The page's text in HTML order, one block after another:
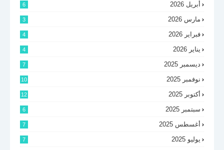
أبريل 2026 6
مارس 2026 3
فبراير 2026 4
يناير 2026 4
ديسمبر 2025 7
نوفمبر 2025 10
أكتوبر 2025 12
سبتمبر 2025 6
أغسطس 2025 7
يوليو 2025 7